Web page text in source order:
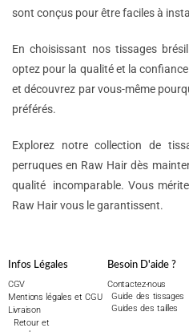
sont conçus pour être faciles à
En choisissant nos tissages
optez pour la qualité et la
et découvrez par vous-même
préférés.
Explorez notre collection de
perruques en Raw Hair dès
qualité incomparable. Vous
Raw Hair vous le garantissent.
Infos Légales
CGV
Mentions légales et CGU
Livraison
Retour et
Besoin D'aide ?
Contactez-nous
Guide des tissages
Guides des tailles